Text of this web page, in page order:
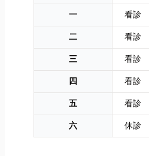
一
看診
二
看診
三
看診
四
看診
五
看診
六
休診